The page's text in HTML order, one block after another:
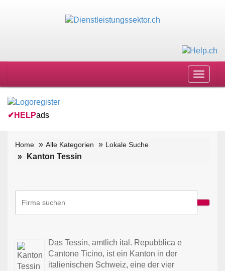
Toggle
✔ HELPads
Home Alle Kategorien Lokale Suche
Kanton Tessin
Das Tessin, amtlich ital. Repubblica e
Cantone Ticino, ist ein Kanton in der
italienischen Schweiz, eine der vier